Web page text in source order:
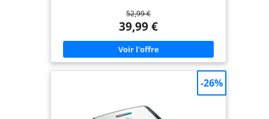
permettant de savourer une large variété de plats
LE CROUSTILLANT À LA PERFECTION : Avec une
puissance de 750W, cet appareil à croque-
monsieur assure un chauffage rapide, grillant tout
à la perfection, pour un résultat croustillant et
doré NETTOYAGE SANS DIFFICULTÉ : Les plaques
de gril antiadhésives sont amovibles, facilitant le
retirer les plaques pour les nettoyer facilement
UNE CHALEUR HOMOGÈNE POUR DES RÉSULTATS
sur les plaques pour des garnitures parfaitement
52,99 €
39,99 €
-26%